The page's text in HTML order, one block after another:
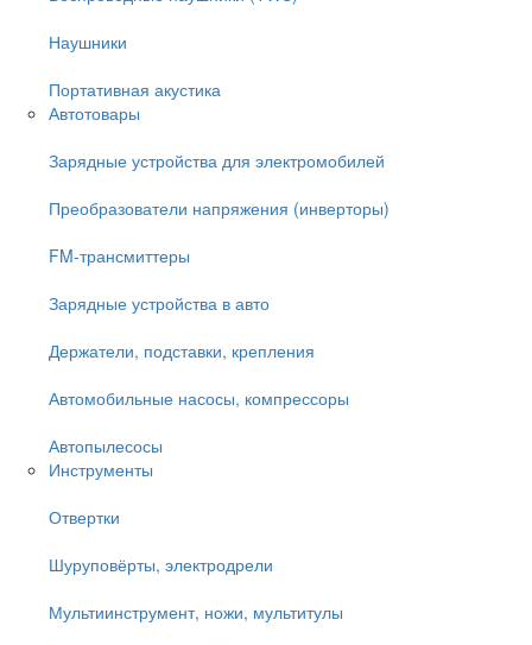
Наушники
Портативная акустика
Автотовары
Зарядные устройства для электромобилей
Преобразователи напряжения (инверторы)
FM-трансмиттеры
Зарядные устройства в авто
Держатели, подставки, крепления
Автомобильные насосы, компрессоры
Автопылесосы
Инструменты
Отвертки
Шуруповёрты, электродрели
Мультиинструмент, ножи, мультитулы